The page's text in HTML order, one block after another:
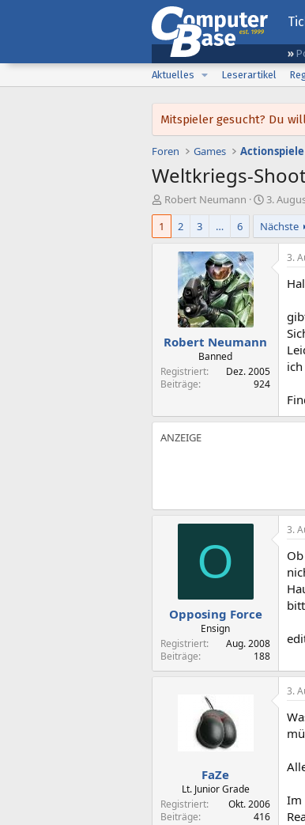
Aktuelles
Leserartikel
Mitspieler gesucht? Du
Foren Games Actionspiele
Weltkriegs-
E
r
t
Robert Neumann
E
r
s
t
3.
1
2 3 … 6 Nächste
Robert Neumann
Banned
Registriert
Dez. 2005
Beiträge
924
3.
O
Opposing Force
Ensign
Registriert
Aug. 2008
Beiträge
188
3.
FaZe
Lt. Junior Grade
Registriert
Okt. 2006
Beiträge
416
3.
Im